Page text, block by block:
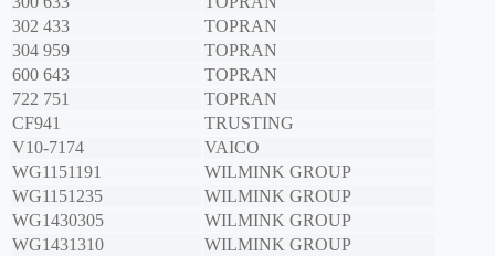
302 433
TOPRAN
304 959
TOPRAN
600 643
TOPRAN
722 751
TOPRAN
CF941
TRUSTING
V10-7174
VAICO
WG1151191
WILMINK GROUP
WG1151235
WILMINK GROUP
WG1430305
WILMINK GROUP
WG1431310
WILMINK GROUP